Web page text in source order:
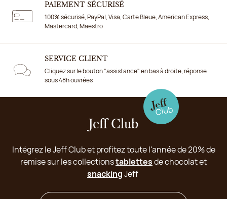
PAIEMENT SÉCURISÉ
100% sécurisé, PayPal, Visa, Carte Bleue, American Express,
Mastercard, Maestro
SERVICE CLIENT
Cliquez sur le bouton "assistance" en bas à droite, réponse
sous 48h ouvrées
Jeff Club
Intégrez le Jeff Club et profitez toute l'année de 20% de
remise sur les collectionstablettesde chocolat et
snackingJeff